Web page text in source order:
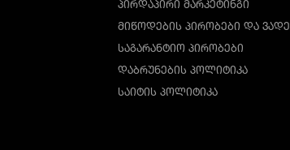
ᲞᲘᲠᲓᲐᲞᲘᲠᲘ ᲛᲐᲠᲙᲔᲢᲘᲜᲒᲘ
ᲛᲘᲬᲝᲓᲔᲑᲘᲡ ᲞᲘᲠᲝᲑᲔᲑᲘ ᲓᲐ
ᲡᲐᲒᲐᲠᲐᲜᲢᲘᲝ ᲞᲘᲠᲝᲑᲔᲑᲘ
ᲓᲐᲑᲠᲣᲜᲔᲑᲘᲡ ᲞᲝᲚᲘᲢᲘᲙᲐ
ᲡᲐᲘᲢᲘᲡ ᲞᲝᲚᲘᲢᲘᲙᲐ